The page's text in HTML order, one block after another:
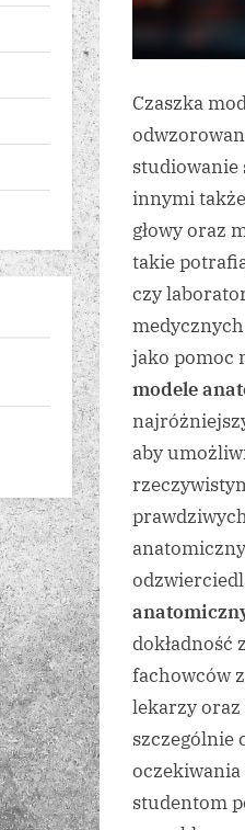
Czaszka
studiowanie
innymi
głowy oraz
takie
czy
jako pomoc
modele
aby
dokładność
fachowców
lekarzy oraz
szczególnie
studentom